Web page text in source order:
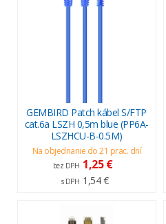
GEMBIRD Patch kábel S/FTP
cat.6a LSZH 0,5m blue (PP6A-
LSZHCU-B-0.5M)
Na objednanie do 21 prac. dní
bez DPH 1,25 €
s DPH 1,54 €